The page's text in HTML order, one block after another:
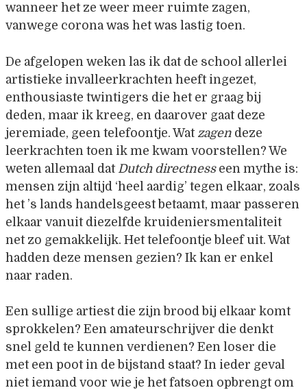
wanneer het ze weer meer ruimte zagen,
vanwege corona was het was lastig toen.
De afgelopen weken las ik dat de school allerlei
artistieke invalleerkrachten heeft ingezet,
enthousiaste twintigers die het er graag bij
deden, maar ik kreeg, en daarover gaat deze
jeremiade, geen telefoontje. Wat zagen deze
leerkrachten toen ik me kwam voorstellen? We
weten allemaal dat Dutch directnesseen mythe is:
mensen zijn altijd ‘heel aardig’ tegen elkaar, zoals
het ’s lands handelsgeest betaamt, maar passeren
elkaar vanuit diezelfde kruideniersmentaliteit
net zo gemakkelijk. Het telefoontje bleef uit. Wat
hadden deze mensen gezien? Ik kan er enkel
naar raden.
Een sullige artiest die zijn brood bij elkaar komt
sprokkelen? Een amateurschrijver die denkt
snel geld te kunnen verdienen? Een loser die
met een poot in de bijstand staat? In ieder geval
niet iemand voor wie je het fatsoen opbrengt om